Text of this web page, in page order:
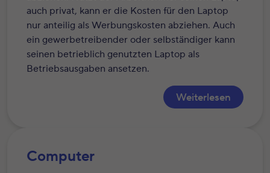
auch privat, kann er die Kosten für den Laptop
nur anteilig als Werbungskosten abziehen. Auch
ein gewerbetreibender oder selbständiger kann
seinen betrieblich genutzten Laptop als
Betriebsausgaben ansetzen.
Weiterlesen
Computer